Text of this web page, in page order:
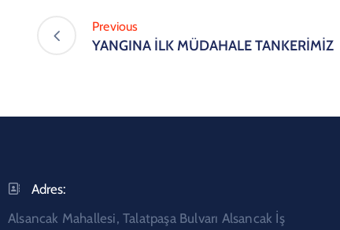
Previous
YANGINA İLK MÜDAHALE TANKERİMİZ
Adres:
Alsancak Mahallesi, Talatpaşa Bulvarı Alsancak İş